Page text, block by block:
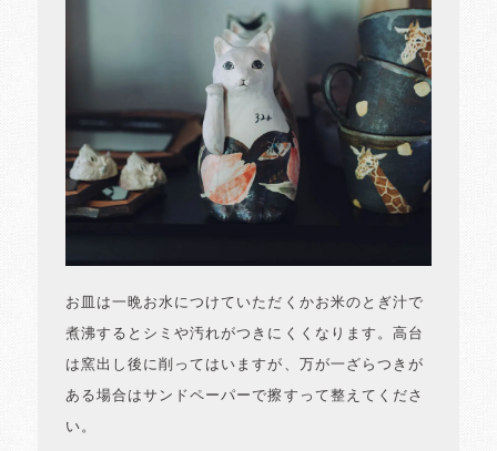
お皿は一晩お水につけていただくかお米のとぎ汁で
煮沸するとシミや汚れがつきにくくなります。高台
は窯出し後に削ってはいますが、万が一ざらつきが
ある場合はサンドペーパーで擦すって整えてくださ
い。